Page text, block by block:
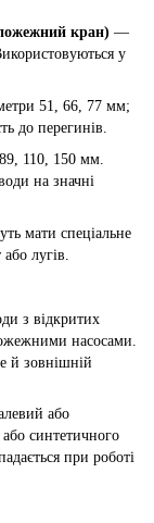
кран) —
у
51, 66, 77 мм;
до перегинів.
110, 150 мм.
на значні
мати спеціальне
лугів.
з відкритих
насосами.
й зовнішній
або
синтетичного
при роботі